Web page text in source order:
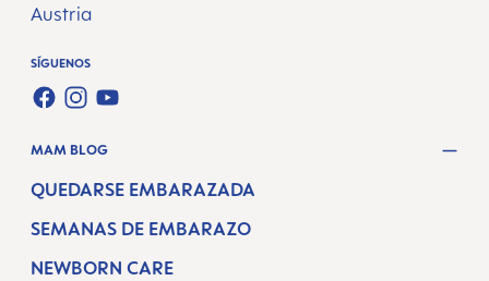
Austria
SÍGUENOS
FACEBOOK
INSTAGRAM
YOUTUBE
MAM BLOG
QUEDARSE EMBARAZADA
SEMANAS DE EMBARAZO
NEWBORN CARE